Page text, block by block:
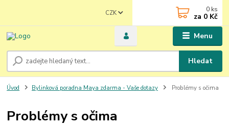
Menu
CZK
Hledat
0 ks
za 0 Kč
Úvod Bylinková poradna Maya zdarma - Vaše dotazy Problémy s očima
Problémy s očima